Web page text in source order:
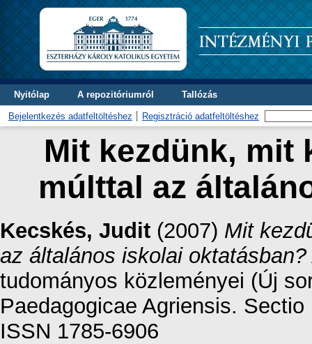
Nyitólap A repozitóriumról Tallózás
Bejelentkezés adatfeltöltéshez Regisztráció adatfeltöltéshez
Mit kezdünk, mit
múlttal az
Kecskés, Judit (2007) Mit
az általános iskolai oktatásban?
tudományos közleményei (Új
Paedagogicae Agriensis.
ISSN 1785-6906